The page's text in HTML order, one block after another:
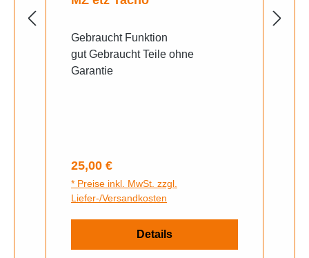
Gebraucht Funktion
gut Gebraucht Teile ohne
Garantie
Regulärer Preis:
25,00 €
* Preise inkl. MwSt. zzgl.
Liefer-/Versandkosten
Details